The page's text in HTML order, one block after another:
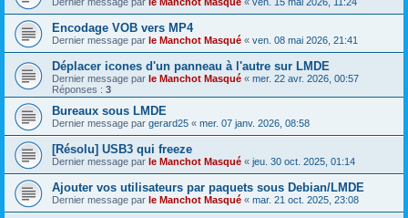
Encodage VOB vers MP4
Dernier message par le Manchot Masqué « ven. 08 mai 2026, 21:41
Déplacer icones d'un panneau à l'autre sur LMDE
Dernier message par le Manchot Masqué « mer. 22 avr. 2026, 00:57
Réponses : 3
Bureaux sous LMDE
Dernier message par gerard25 « mer. 07 janv. 2026, 08:58
[Résolu] USB3 qui freeze
Dernier message par le Manchot Masqué « jeu. 30 oct. 2025, 01:14
Ajouter vos utilisateurs par paquets sous Debian/LMDE
Dernier message par le Manchot Masqué « mar. 21 oct. 2025, 23:08